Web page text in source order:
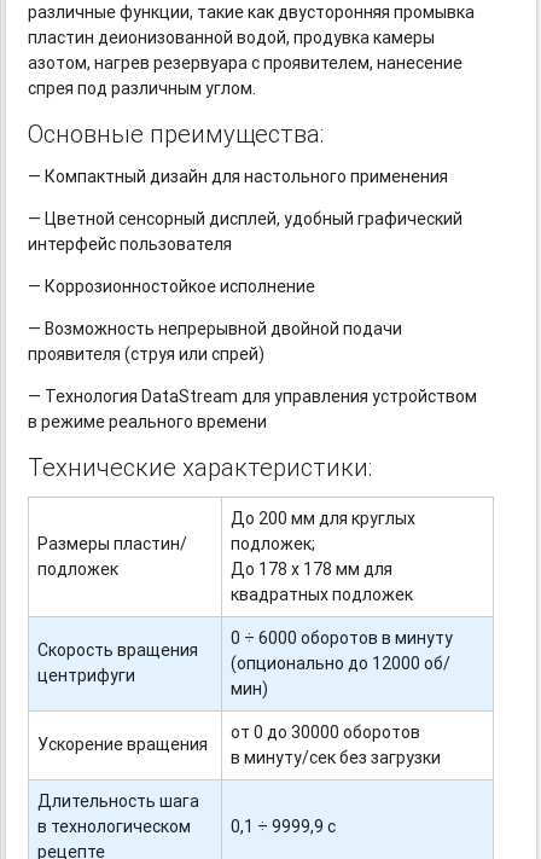
различные функции, такие как двусторонняя промывка
пластин деионизованной водой, продувка камеры
азотом, нагрев резервуара с проявителем, нанесение
спрея под различным углом.
Основные преимущества:
— Компактный дизайн для настольного применения
— Цветной сенсорный дисплей, удобный графический
интерфейс пользователя
— Коррозионностойкое исполнение
— Возможность непрерывной двойной подачи
проявителя (струя или спрей)
— Технология DataStream для управления устройством
в режиме реального времени
Технические характеристики:
Размеры пластин/
подложек
До 200 мм для круглых
подложек;
До 178 х 178 мм для
квадратных подложек
Скорость вращения
центрифуги
0 ÷ 6000 оборотов в минуту
(опционально до 12000 об/
мин)
Ускорение вращения
от 0 до 30000 оборотов
в минуту/сек без загрузки
Длительность шага
в технологическом
рецепте
0,1 ÷ 9999,9 с